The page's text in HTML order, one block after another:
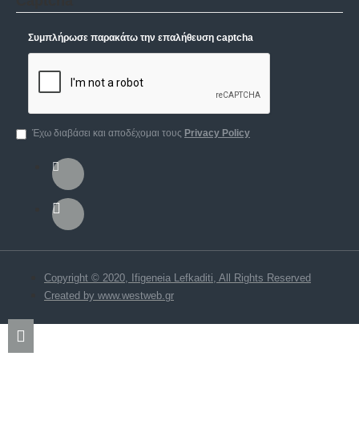
Συμπλήρωσε παρακάτω την επαλήθευση captcha
Έχω διαβάσει και αποδέχομαι τους Privacy Policy
Copyright © 2020, Ifigeneia Lefkaditi, All Rights Reserved
Created by www.westweb.gr